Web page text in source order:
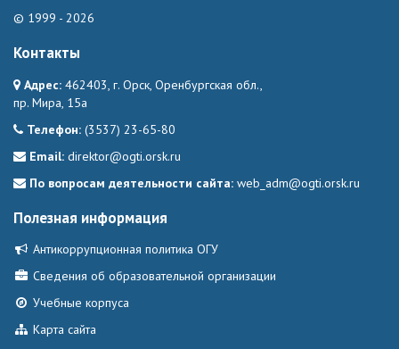
© 1999 - 2026
Контакты
Адрес: 462403, г. Орск, Оренбургская обл.,
пр. Мира, 15а
Телефон: (3537) 23-65-80
Email: direktor@ogti.orsk.ru
По вопросам деятельности сайта: web_adm@ogti.orsk.ru
Полезная информация
Антикоррупционная политика ОГУ
Сведения об образовательной организации
Учебные корпуса
Карта сайта